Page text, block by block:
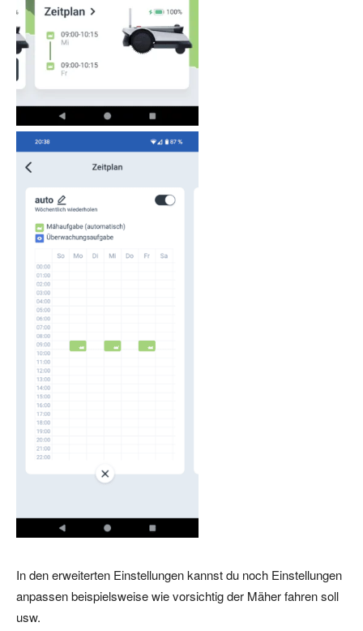
In den erweiterten Einstellungen kannst du noch Einstellungen
anpassen beispielsweise wie vorsichtig der Mäher fahren soll
usw.